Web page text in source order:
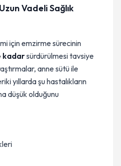
Vadeli Sağlık
için emzirme sürecinin
kadarsürdürülmesi tavsiye
anne sütü ile
yıllarda şu hastalıkların
düşük olduğunu